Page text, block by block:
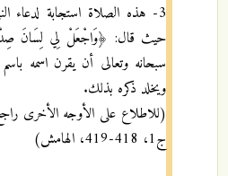
3- هذه الصلاة استجابة لدعاء
حيث قال: ﴿وَاجْعَلْ لِي لِسَانَ
سبحانه وتعالى أن يقرن اسمه
ويخلد ذكره بذلك.
(للاطلاع على الأوجه الأخرى
ج1، 418-419، الهامش)